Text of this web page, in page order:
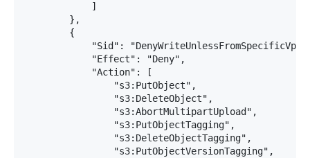
            ]
        },
        {
"Sid":
            "Effect": "Deny",
            "Action": [
                "s3:PutObject",
                "s3:DeleteObject",
                "s3:AbortMultipartUpload",
                "s3:PutObjectTagging",
                "s3:DeleteObjectTagging",
                "s3:PutObjectVersionTagging",